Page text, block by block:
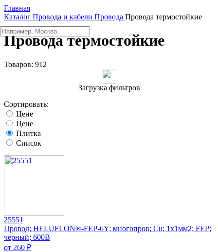
Главная
Каталог Провода и кабели Провода Провода термостойкие
Провода термостойкие
Товаров: 912
Загрузка фильтров
Сортировать:
Цене
Цене
Плитка
Список
25551
Провод; HELUFLON®-FEP-6Y; многопров; Cu; 1x1мм2; FEP;
черный; 600В
от 260 ₽